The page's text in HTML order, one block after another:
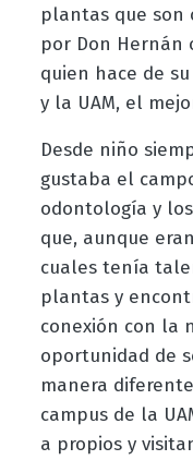
plantas que son
por Don Hernán
quien hace de
y la UAM, el
Desde niño
gustaba el
odontología y
que, aunque
cuales tenía
plantas y
conexión con la
oportunidad de
manera
campus de la
a propios y